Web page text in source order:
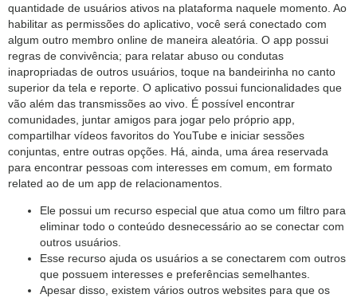
quantidade de usuários ativos na plataforma naquele momento. Ao
habilitar as permissões do aplicativo, você será conectado com
algum outro membro online de maneira aleatória. O app possui
regras de convivência; para relatar abuso ou condutas
inapropriadas de outros usuários, toque na bandeirinha no canto
superior da tela e reporte. O aplicativo possui funcionalidades que
vão além das transmissões ao vivo. É possível encontrar
comunidades, juntar amigos para jogar pelo próprio app,
compartilhar vídeos favoritos do YouTube e iniciar sessões
conjuntas, entre outras opções. Há, ainda, uma área reservada
para encontrar pessoas com interesses em comum, em formato
related ao de um app de relacionamentos.
Ele possui um recurso especial que atua como um filtro para
eliminar todo o conteúdo desnecessário ao se conectar com
outros usuários.
Esse recurso ajuda os usuários a se conectarem com outros
que possuem interesses e preferências semelhantes.
Apesar disso, existem vários outros websites para que os